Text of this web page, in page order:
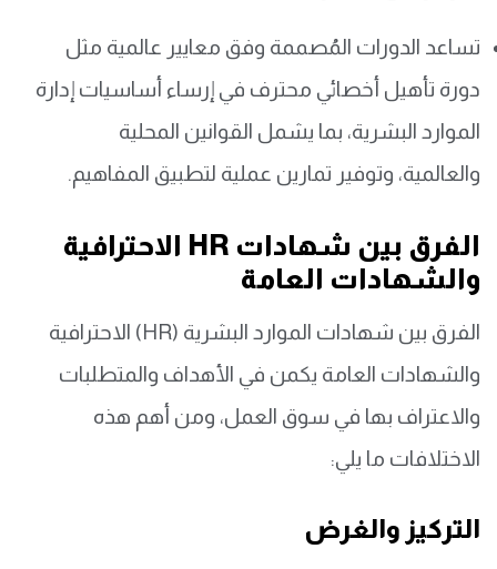
تساعد الدورات المُصممة وفق معايير عالمية مثل
دورة تأهيل أخصائي محترف في إرساء أساسيات إدارة
الموارد البشرية، بما يشمل القوانين المحلية
والعالمية، وتوفير تمارين عملية لتطبيق المفاهيم.
الفرق بين شهادات HR الاحترافية
والشهادات العامة
الفرق بين شهادات الموارد البشرية (HR) الاحترافية
والشهادات العامة يكمن في الأهداف والمتطلبات
والاعتراف بها في سوق العمل، ومن أهم هذه
الاختلافات ما يلي:
التركيز والغرض